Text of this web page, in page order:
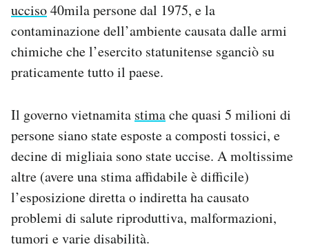
ucciso40mila persone dal 1975, e la
contaminazione dell’ambiente causata dalle armi
chimiche che l’esercito statunitense sganciò su
praticamente tutto il paese.
Il governo vietnamita stimache quasi 5 milioni di
persone siano state esposte a composti tossici, e
decine di migliaia sono state uccise. A moltissime
altre (avere una stima affidabile è difficile)
l’esposizione diretta o indiretta ha causato
problemi di salute riproduttiva, malformazioni,
tumori e varie disabilità.